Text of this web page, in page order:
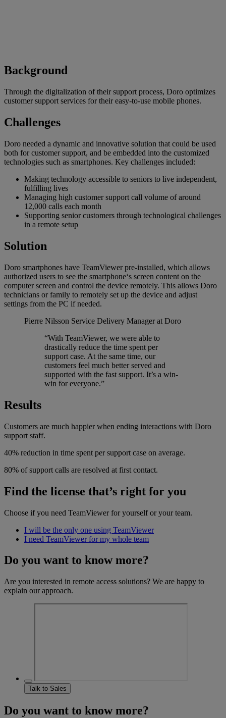
Background
Through the digitalization of their support process, Doro optimizes
customer support services for their easy-to-use mobile phones.
Challenges
Doro needed a dynamic and innovative solution that could be used
both for customer support, and be embedded into the customized
technologies such as smartphones. Key challenges included:
Making technology accessible to seniors to live independent,
fulfilling lives
Managing high customer support call volume of around
12,000 calls each month
Supporting senior customers through technological challenges
in a remote setup
Solution
Doro smartphones have TeamViewer pre-installed, which allows
authorized users to see the smartphone‘s screen content on the
computer screen and control the device remotely. This allows Doro
technicians or family to remotely set up the device and adjust
settings from the PC if needed.
Pierre Nilsson Service Delivery Manager at Doro
“With TeamViewer, we were able to
drastically reduce the time spent per
support case. At the same time, our
customers feel much better served and
supported with the fast support. It’s a win-
win for everyone.”
Results
Customers are much happier when ending interactions with Doro
support staff.
40% reduction in time spent per support case on average.
80% of support calls are resolved at first contact.
Find the license that’s right for you
Choose if you need TeamViewer for yourself or your team.
I will be the only one using TeamViewer
I need TeamViewer for my whole team
Do you want to know more?
Are you interested in remote access solutions? We are happy to
explain our approach.
Talk to Sales
Do you want to know more?